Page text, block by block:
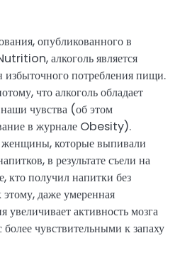
опубликованного в
алкоголь является
потребления пищи.
что алкоголь обладает
чувства (об этом
в журнале Obesity).
которые выпивали
в результате съели на
кто получил напитки без
даже умеренная
увеличивает активность мозга
более чувствительными к запаху